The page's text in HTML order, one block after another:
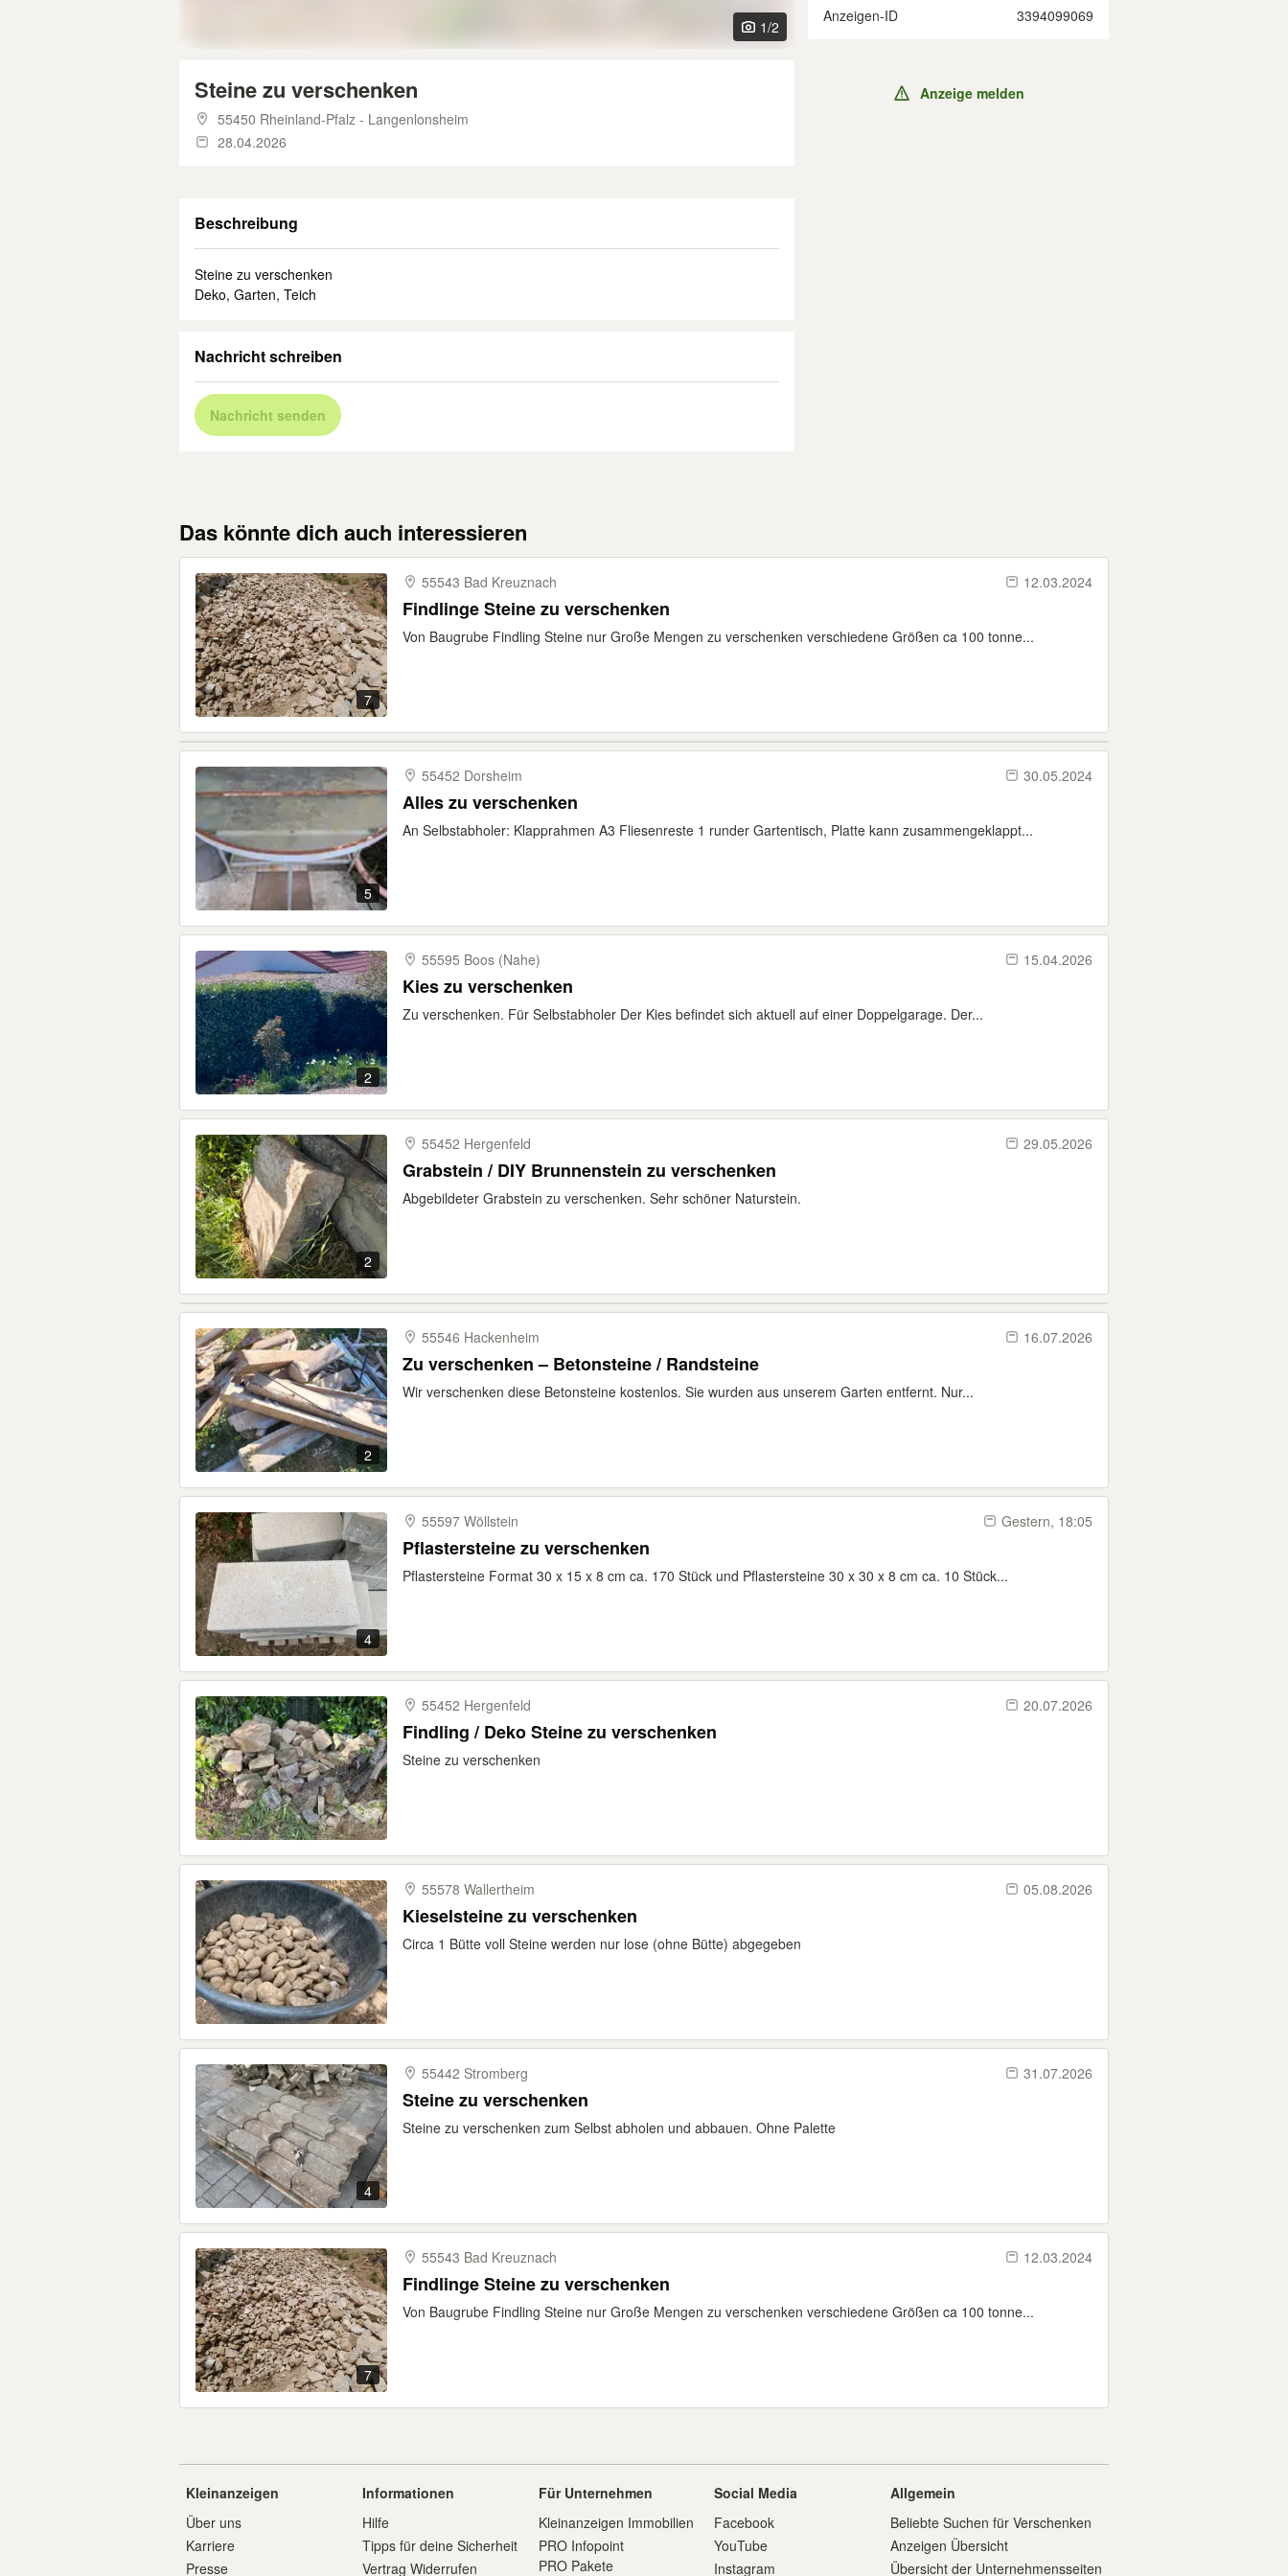
1/2
Steine zu verschenken
55450 Rheinland-Pfalz - Langenlonsheim
28.04.2026
Beschreibung
Steine zu verschenken
Deko, Garten, Teich
Nachricht schreiben
Nachricht senden
Anzeigen-ID 3394099069
Anzeige melden
Das könnte dich auch interessieren
7
55543 Bad Kreuznach 12.03.2024
Findlinge Steine zu verschenken
Von Baugrube Findling Steine nur Große Mengen zu verschenken verschiedene Größen ca 100 tonne...
5
55452 Dorsheim 30.05.2024
Alles zu verschenken
An Selbstabholer: Klapprahmen A3 Fliesenreste 1 runder Gartentisch, Platte kann zusammengeklappt...
2
55595 Boos (Nahe) 15.04.2026
Kies zu verschenken
Zu verschenken. Für Selbstabholer Der Kies befindet sich aktuell auf einer Doppelgarage. Der...
2
55452 Hergenfeld 29.05.2026
Grabstein / DIY Brunnenstein zu verschenken
Abgebildeter Grabstein zu verschenken. Sehr schöner Naturstein.
2
55546 Hackenheim 16.07.2026
Zu verschenken – Betonsteine / Randsteine
Wir verschenken diese Betonsteine kostenlos. Sie wurden aus unserem Garten entfernt. Nur...
4
55597 Wöllstein Gestern, 18:05
Pflastersteine zu verschenken
Pflastersteine Format 30 x 15 x 8 cm ca. 170 Stück und Pflastersteine 30 x 30 x 8 cm ca. 10 Stück...
55452 Hergenfeld 20.07.2026
Findling / Deko Steine zu verschenken
Steine zu verschenken
55578 Wallertheim 05.08.2026
Kieselsteine zu verschenken
Circa 1 Bütte voll Steine werden nur lose (ohne Bütte) abgegeben
4
55442 Stromberg 31.07.2026
Steine zu verschenken
Steine zu verschenken zum Selbst abholen und abbauen. Ohne Palette
7
55543 Bad Kreuznach 12.03.2024
Findlinge Steine zu verschenken
Von Baugrube Findling Steine nur Große Mengen zu verschenken verschiedene Größen ca 100 tonne...
Kleinanzeigen
Über uns
Karriere
Presse
Informationen
Hilfe
Tipps für deine Sicherheit
Vertrag Widerrufen
Für Unternehmen
Kleinanzeigen Immobilien
PRO Infopoint
PRO Pakete
Social Media
Facebook
YouTube
Instagram
Allgemein
Beliebte Suchen für Verschenken
Anzeigen Übersicht
Übersicht der Unternehmensseiten